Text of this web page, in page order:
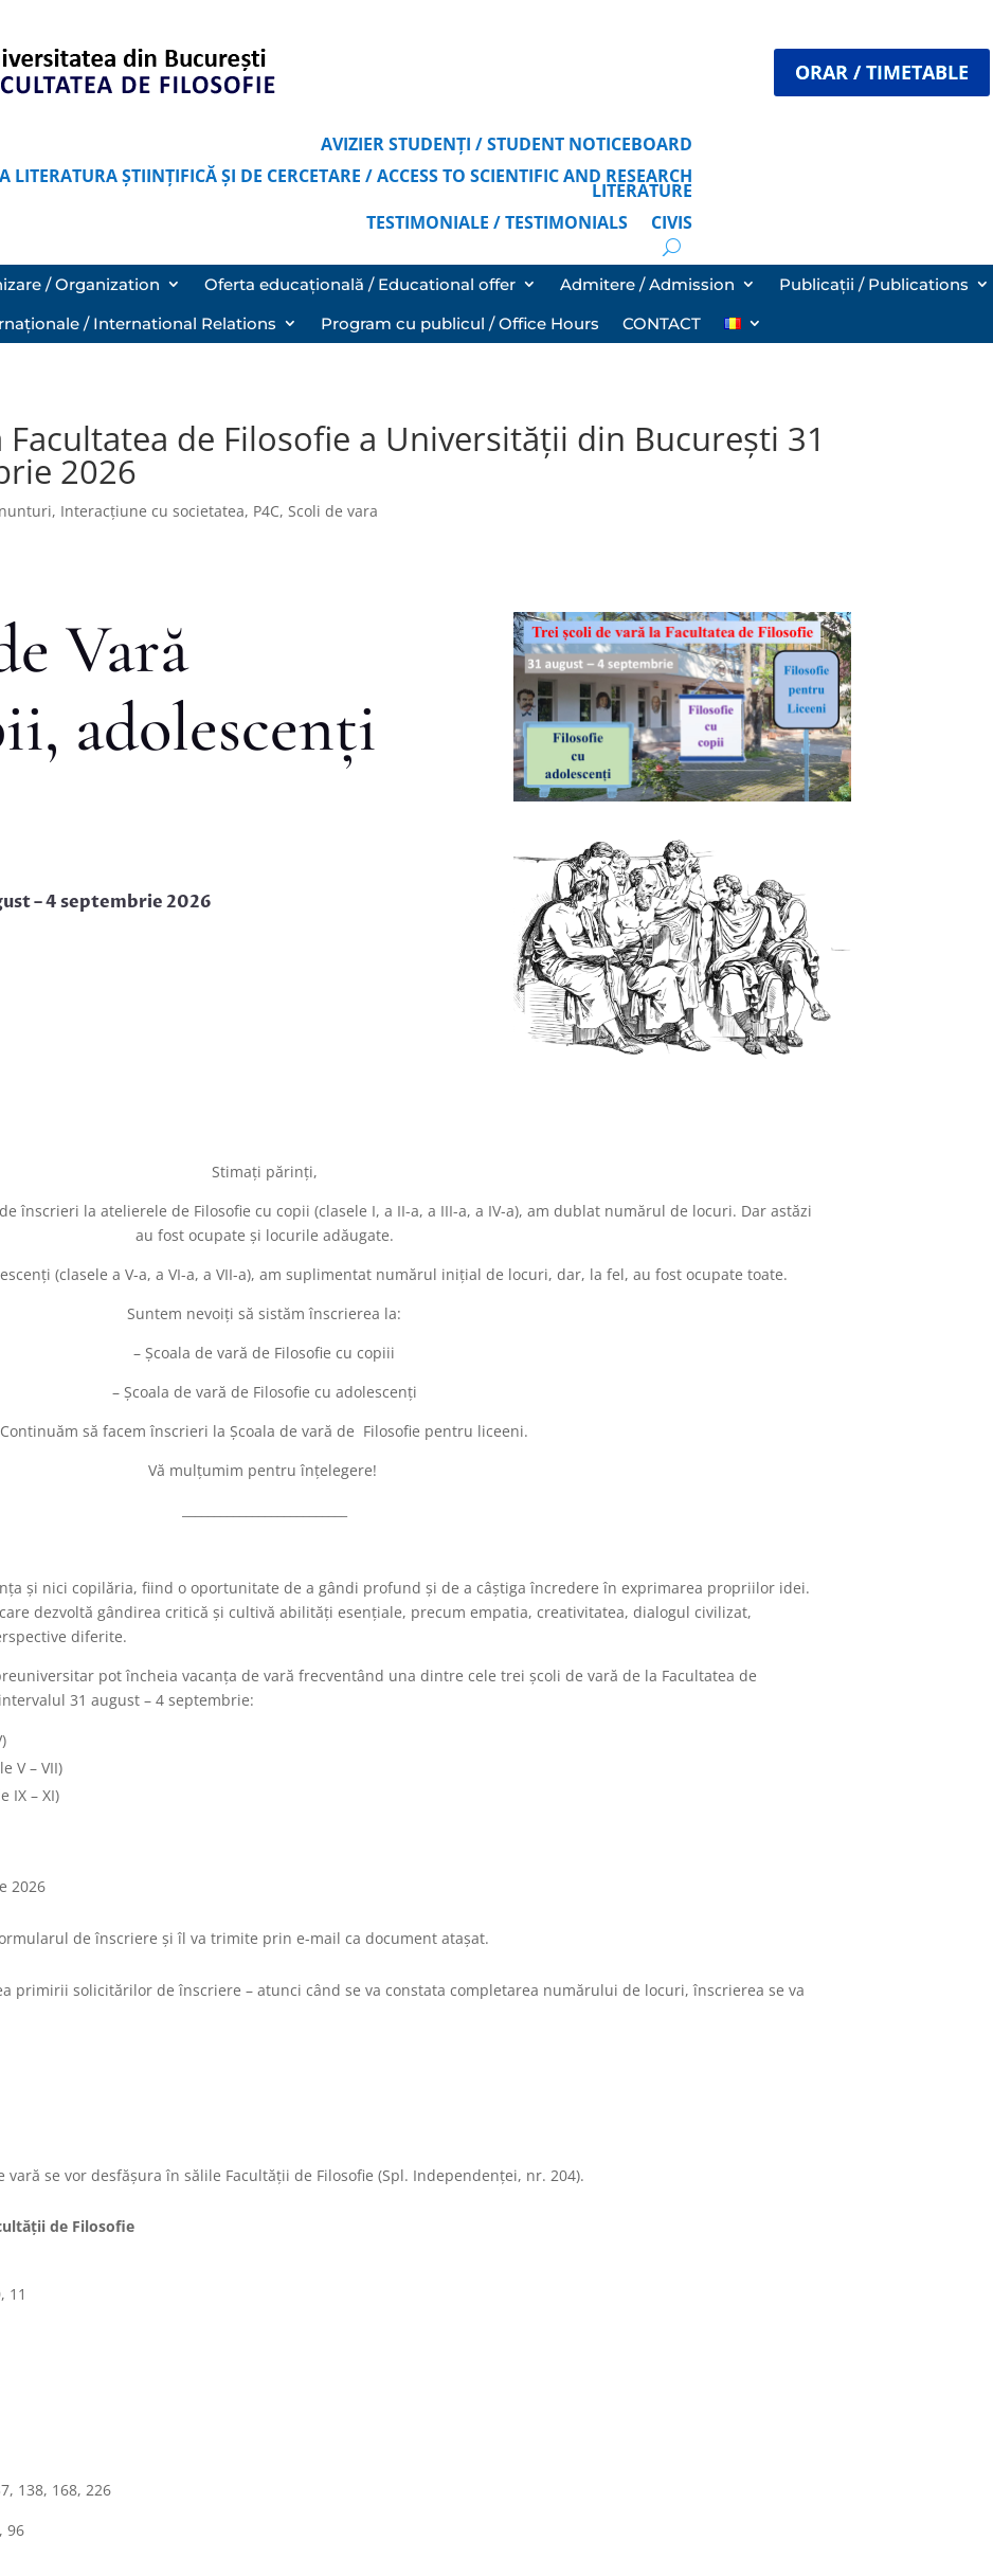
AVIZIER STUDENȚI / STUDENT NOTICEBOARD
LITERATURA ȘTIINȚIFICĂ ȘI DE CERCETARE / ACCESS TO SCIENTIFIC AND RESEARCH
LITERATURE
TESTIMONIALE / TESTIMONIALS
CIVIS
ORAR / TIMETABLE
/ Organization Oferta educațională / Educational offer Admitere / Admission
Publicații / Publications
/ International Relations
Program cu publicul / Office Hours CONTACT
de Filosofie a Universității din București 31
2026
, Interacțiune cu societatea, P4C,Scoli de vara
Vară
adolescenți
– 4 septembrie 2026
Stimați părinți,
înscrieri la atelierele de Filosofie cu copii (clasele I, a II-a, a III-a, a IV-a), am dublat numărul de locuri. Dar astăzi
au fost ocupate și locurile adăugate.
(clasele a V-a, a VI-a, a VII-a), am suplimentat numărul inițial de locuri, dar, la fel, au fost ocupate toate.
Suntem nevoiți să sistăm înscrierea la:
– Școala de vară de Filosofie cu copiii
– Școala de vară de Filosofie cu adolescenți
Continuăm să facem înscrieri la Școala de vară de Filosofie pentru liceeni.
Vă mulțumim pentru înțelegere!
și nici copilăria, fiind o oportunitate de a gândi profund și de a câștiga încredere în exprimarea propriilor idei.
dezvoltă gândirea critică și cultivă abilități esențiale, precum empatia, creativitatea, dialogul civilizat,
diferite.
pot încheia vacanța de vară frecventând una dintre cele trei școli de vară de la Facultatea de
31 august – 4 septembrie:
V – VII)
IX – XI)
2026
de înscriere și îl va trimite prin e-mail ca document atașat.
primirii solicitărilor de înscriere – atunci când se va constata completarea numărului de locuri, înscrierea se va
se vor desfăşura în sălile Facultății de Filosofie (Spl. Independenţei, nr. 204).
de Filosofie
11
138, 168, 226
96